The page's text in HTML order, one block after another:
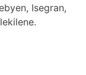
Isegran,